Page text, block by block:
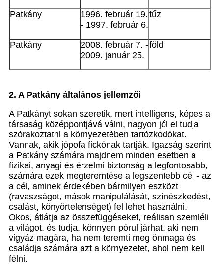
Patkány
1996. február 19.
- 1997. február 6.
tűz
Patkány
2008. február 7. -
2009. január 25.
föld
2. A Patkány általános jellemzői
A Patkányt sokan szeretik, mert intelligens, képes a
társaság középpontjává válni, nagyon jól el tudja
szórakoztatni a környezetében tartózkodókat.
Vannak, akik jópofa fickónak tartják. Igazság szerint
a Patkány számára majdnem minden esetben a
fizikai, anyagi és érzelmi biztonság a legfontosabb,
számára ezek megteremtése a legszentebb cél - az
a cél, aminek érdekében bármilyen eszközt
(ravaszságot, mások manipulálását, színészkedést,
csalást, könyörtelenséget) fel lehet használni.
Okos, átlátja az összefüggéseket, reálisan szemléli
a világot, és tudja, könnyen pórul járhat, aki nem
vigyáz magára, ha nem teremti meg önmaga és
családja számára azt a környezetet, ahol nem kell
félni.